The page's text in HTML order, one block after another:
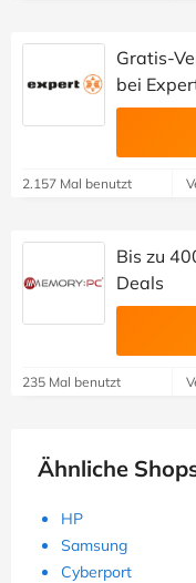
Gratis-
bei
2.157 Mal benutzt
Bis zu
Deals
235 Mal benutzt
Ähnliche
HP
Samsung
Cyberport